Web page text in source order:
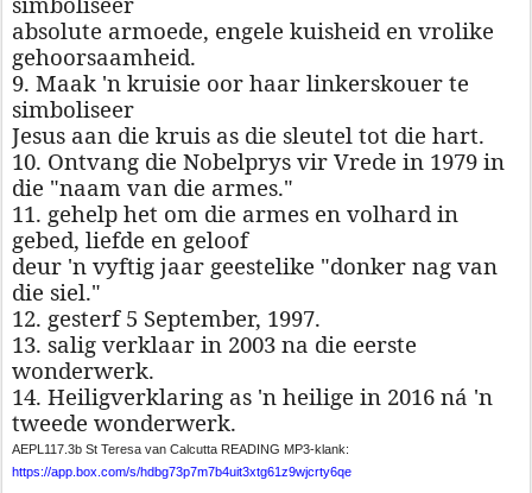
absolute armoede, engele kuisheid en vrolike
gehoorsaamheid.
9. Maak 'n kruisie oor haar linkerskouer te
simboliseer
Jesus aan die kruis as die sleutel tot die hart.
10. Ontvang die Nobelprys vir Vrede in 1979 in
die "naam van die armes."
11. gehelp het om die armes en volhard in
gebed, liefde en geloof
deur 'n vyftig jaar geestelike "donker nag van
die siel."
12. gesterf 5 September, 1997.
13. salig verklaar in 2003 na die eerste
wonderwerk.
14. Heiligverklaring as 'n heilige in 2016 ná 'n
tweede wonderwerk.
AEPL117.3b St Teresa van Calcutta READING MP3-klank:
https://app.box.com/s/hdbg73p7m7b4uit3xtg61z9wjcrty6qe